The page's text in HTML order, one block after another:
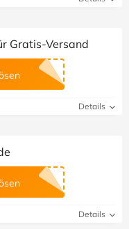
Gratis-Versand
Details
Details